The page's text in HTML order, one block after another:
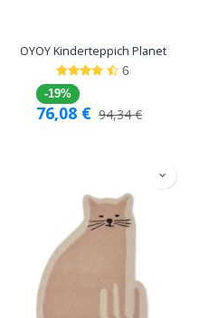
OYOY Kinderteppich Planet
6
-19%
76,08 € 94,34€